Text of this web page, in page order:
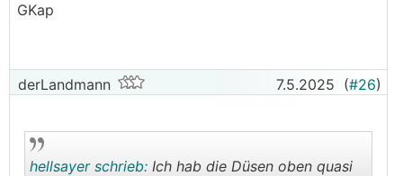
GKap
derLandmann 7.5.2025 (#26)
hellsayer schrieb: Ich hab die Düsen oben quasi